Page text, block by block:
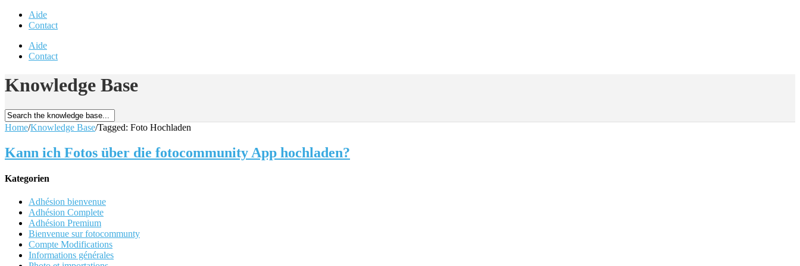
Aide
Contact
Aide
Contact
Knowledge Base
Home/Knowledge Base/Tagged: Foto Hochladen
Kann ich Fotos über die fotocommunity App hochladen?
Kategorien
Adhésion bienvenue
Adhésion Complete
Adhésion Premium
Bienvenue sur fotocommunty
Compte Modifications
Informations générales